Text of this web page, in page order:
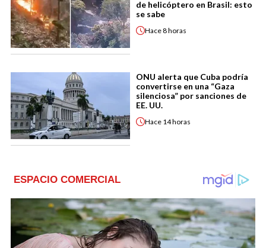
de helicóptero en Brasil: esto
se sabe
Hace8 horas
ONU alerta que Cuba podría
convertirse en una “Gaza
silenciosa” por sanciones de
EE. UU.
Hace 14 horas